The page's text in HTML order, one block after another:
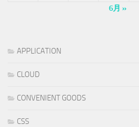
6月 »
APPLICATION
CLOUD
CONVENIENT GOODS
CSS